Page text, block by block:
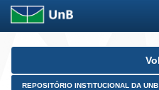
Skip
REPOSITÓRIO INSTITUCIONAL DA UNB